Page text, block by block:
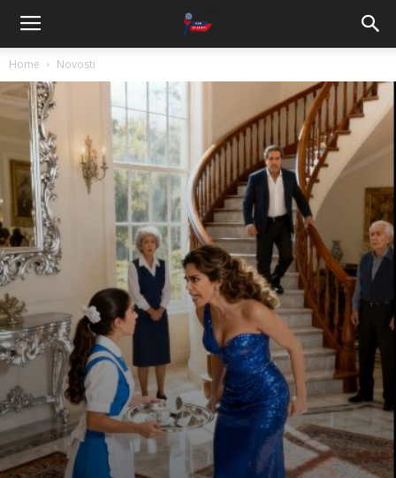
Home Novosti